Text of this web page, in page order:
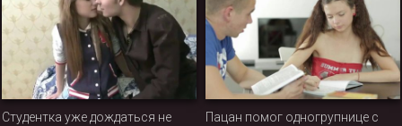
Студентка уже дождаться не
Пацан помог одногрупнице с